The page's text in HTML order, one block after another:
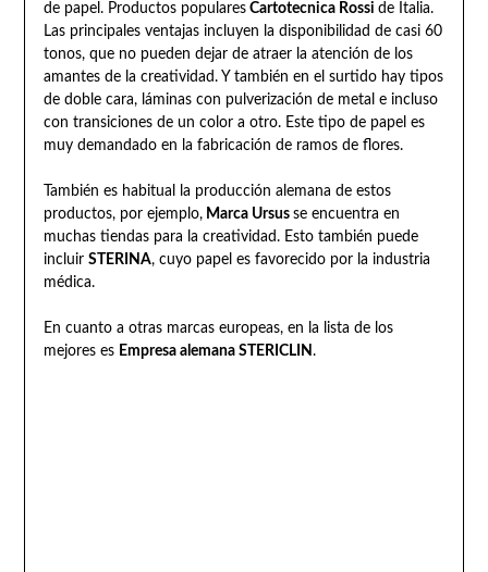
de papel. Productos popularesCartotecnica Rossi de Italia.
Las principales ventajas incluyen la disponibilidad de casi 60
tonos, que no pueden dejar de atraer la atención de los
amantes de la creatividad. Y también en el surtido hay tipos
de doble cara, láminas con pulverización de metal e incluso
con transiciones de un color a otro. Este tipo de papel es
muy demandado en la fabricación de ramos de flores.
También es habitual la producción alemana de estos
productos, por ejemplo,Marca Ursus se encuentra en
muchas tiendas para la creatividad. Esto también puede
incluir STERINA, cuyo papel es favorecido por la industria
médica.
En cuanto a otras marcas europeas, en la lista de los
mejores es Empresa alemana STERICLIN .